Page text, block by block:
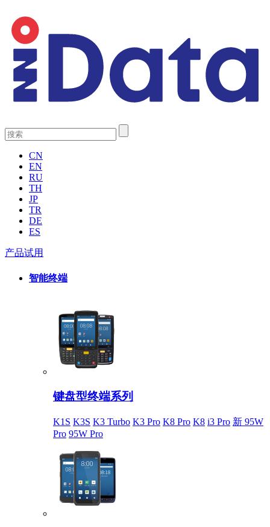
CN
EN
RU
TH
JP
TR
DE
ES
产品试用
智能终端
键盘型终端系列
K1S K3S K3 Turbo K3 Pro K8 Pro K8 i3 Pro 新 95W
Pro 95W Pro